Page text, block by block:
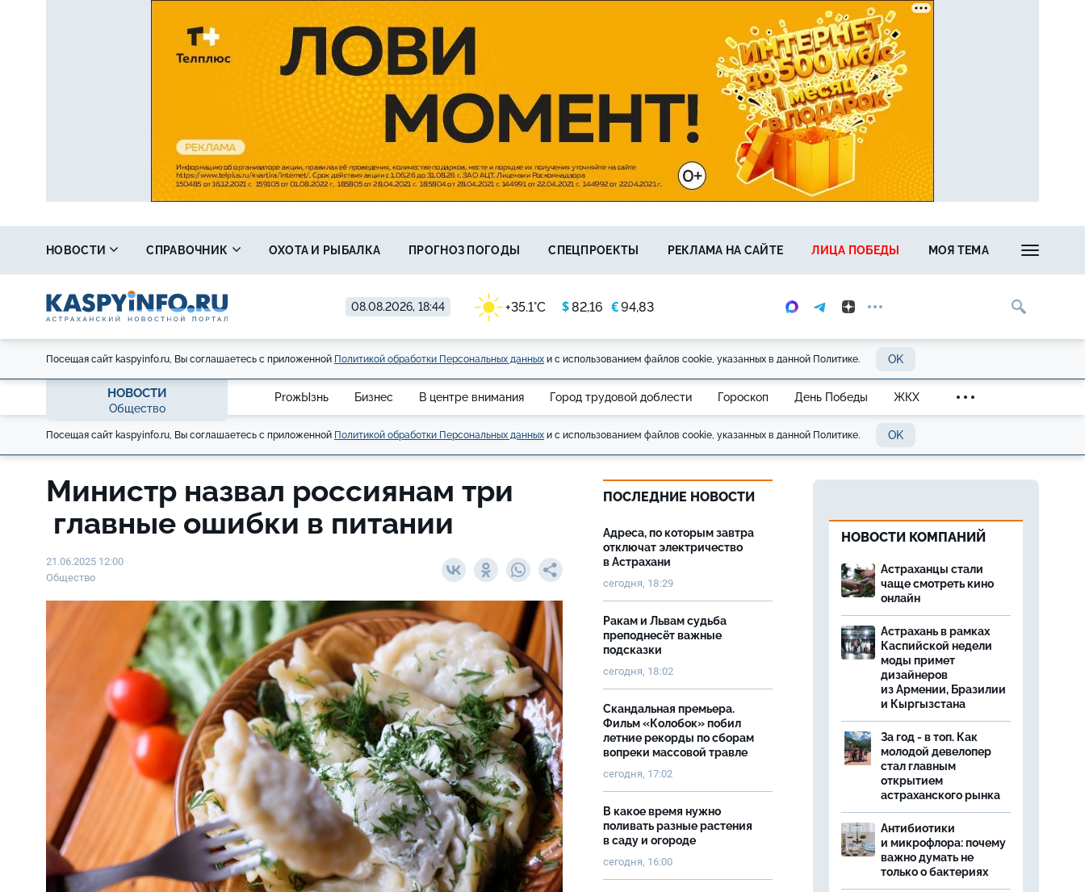
08.08.2026, 18:44 +35.1°C $82,16 €94,83
НОВОСТИ СПРАВОЧНИК ОХОТА И РЫБАЛКА ПРОГНОЗ ПОГОДЫ СПЕЦПРОЕКТЫ РЕКЛАМА НА САЙТЕ ЛИЦА ПОБЕДЫ МОЯ ТЕМА
Посещая сайт kaspyinfo.ru, Вы соглашаетесь с приложенной Политикой обработки Персональных данных и с использованием файлов cookie, указанных в данной Политике. OK
НОВОСТИ
Общество
ProжЫзнь Бизнес В центре внимания Город трудовой доблести Гороскоп День Победы ЖКХ
Посещая сайт kaspyinfo.ru, Вы соглашаетесь с приложенной Политикой обработки Персональных данных и с использованием файлов cookie, указанных в данной Политике. OK
Министр назвал россиянам три
главные ошибки в питании
21.06.2025 12:00
Общество
ПОСЛЕДНИЕ НОВОСТИ
Адреса, по которым завтра
отключат электричество
в Астрахани
сегодня, 18:29
Ракам и Львам судьба
преподнесёт важные
подсказки
сегодня, 18:02
Скандальная премьера.
Фильм «Колобок» побил
летние рекорды по сборам
вопреки массовой травле
сегодня, 17:02
В какое время нужно
поливать разные растения
в саду и огороде
сегодня, 16:00
НОВОСТИ КОМПАНИЙ
Астраханцы стали
чаще смотреть кино
онлайн
Астрахань в рамках
Каспийской недели
моды примет
дизайнеров
из Армении, Бразилии
и Кыргызстана
За год - в топ. Как
молодой девелопер
стал главным
открытием
астраханского рынка
Антибиотики
и микрофлора: почему
важно думать не
только о бактериях